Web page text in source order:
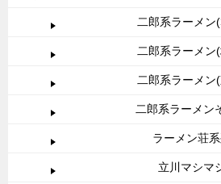
二郎系ラーメン
二郎系ラーメン
二郎系ラーメン
二郎系ラーメン
ラーメン荘
立川マシマ